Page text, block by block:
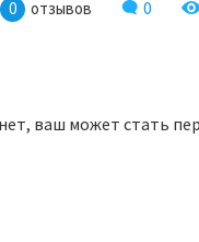
0 отзывов 0
ваш может стать